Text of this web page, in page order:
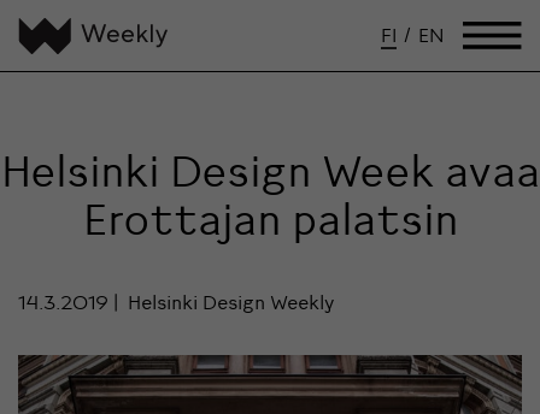
FI / EN
Helsinki Design Week avaa
Erottajan palatsin
14.3.2019 Helsinki Design Weekly